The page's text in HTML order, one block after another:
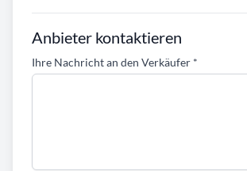
Anbieter kontaktieren
Ihre Nachricht an den Verkäufer *